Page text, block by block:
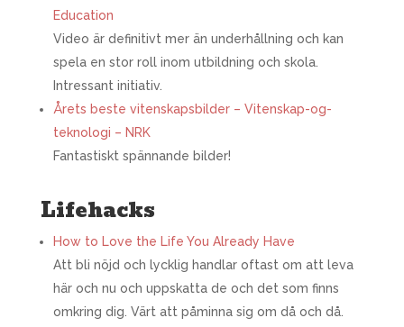
Education
Video är definitivt mer än underhållning och kan
spela en stor roll inom utbildning och skola.
Intressant initiativ.
Årets beste vitenskapsbilder – Vitenskap-og-
teknologi – NRK
Fantastiskt spännande bilder!
Lifehacks
How to Love the Life You Already Have
Att bli nöjd och lycklig handlar oftast om att leva
här och nu och uppskatta de och det som finns
omkring dig. Värt att påminna sig om då och då.